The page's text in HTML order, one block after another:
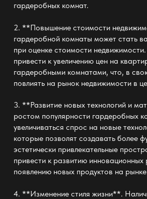
гардеробных комнат.
2. **Повышение стоимости
гардеробной комнаты может стать
при оценке стоимости
привести к увеличению цен на
гардеробными комнатами, что, в
повлиять на рынок недвижимости в
3. **Развитие новых технологий и
ростом популярности гардеробных
увеличиваться спрос на новые
которые позволят создавать более
эстетически привлекательные
привести к развитию инновационных
появлению новых продуктов на
4. **Изменение стиля жизни**.